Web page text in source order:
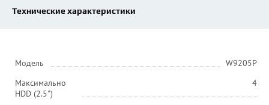
Технические характеристики
Модель
W9205P
Максимально
HDD (2.5")
4